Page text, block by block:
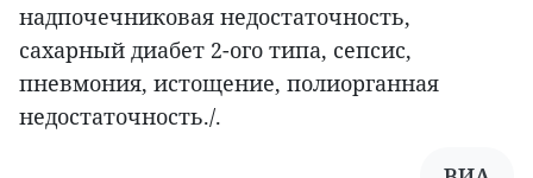
надпочечниковая недостаточность,
сахарный диабет 2-ого типа, сепсис,
пневмония, истощение, полиорганная
недостаточность./.